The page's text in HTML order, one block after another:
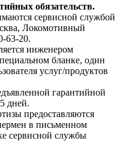
обязательств.
сервисной службой
Локомотивный
63-20.
инженером
бланке, один
услуг/продуктов
гарантийной
дней.
предоставляются
в письменном
сервисной службы